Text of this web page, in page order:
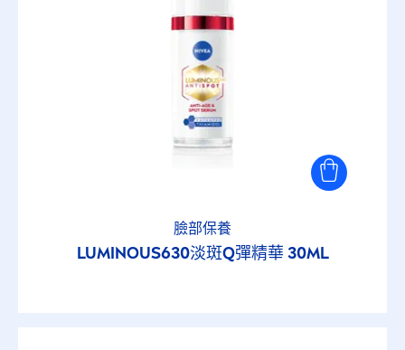
臉部保養
LUMINOUS630淡斑Q彈精華 30ML